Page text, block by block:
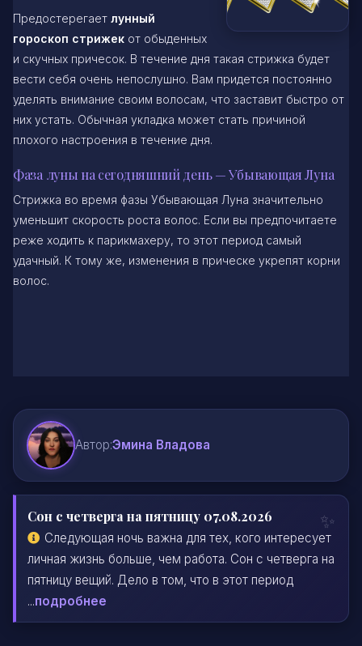
Предостерегает лунный
гороскоп стрижек от обыденных
и скучных причесок. В течение дня такая стрижка будет
вести себя очень непослушно. Вам придется постоянно
уделять внимание своим волосам, что заставит быстро от
них устать. Обычная укладка может стать причиной
плохого настроения в течение дня.
Фаза луны на сегодняшний день — Убывающая Луна
Стрижка во время фазы Убывающая Луна значительно
уменьшит скорость роста волос. Если вы предпочитаете
реже ходить к парикмахеру, то этот период самый
удачный. К тому же, изменения в прическе укрепят корни
волос.
Автор:Эмина Владова
Сон с четверга на пятницу 07.08.2026
Следующая ночь важна для тех, кого интересует
личная жизнь больше, чем работа. Сон с четверга на
пятницу вещий. Дело в том, что в этот период
...подробнее